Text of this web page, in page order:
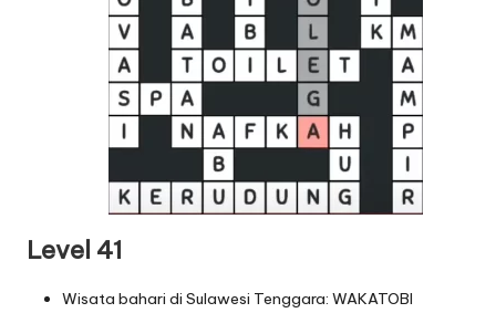
Level 41
Wisata bahari di Sulawesi Tenggara: WAKATOBI